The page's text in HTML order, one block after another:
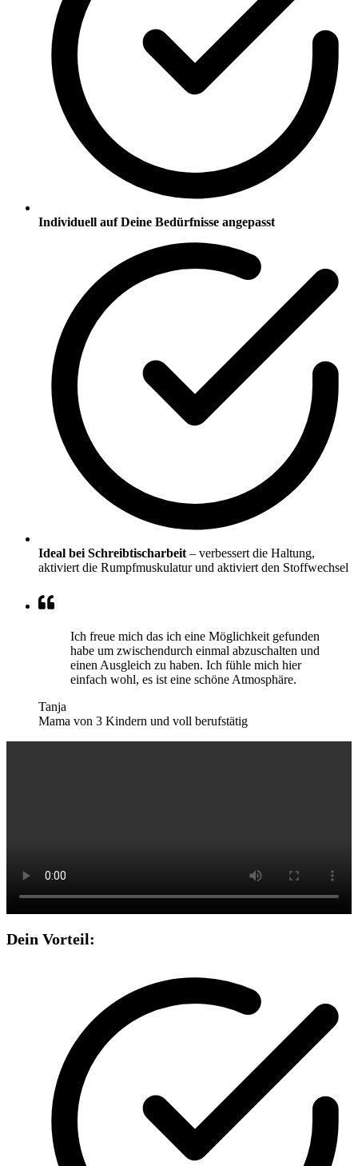
Individuell auf Deine Bedürfnisse angepasst
Ideal bei Schreibtischarbeit – verbessert die Haltung,
aktiviert die Rumpfmuskulatur und aktiviert den Stoffwechsel
Ich freue mich das ich eine Möglichkeit gefunden
habe um zwischendurch einmal abzuschalten und
einen Ausgleich zu haben. Ich fühle mich hier
einfach wohl, es ist eine schöne Atmosphäre.
Tanja
Mama von 3 Kindern und voll berufstätig
Dein Vorteil: